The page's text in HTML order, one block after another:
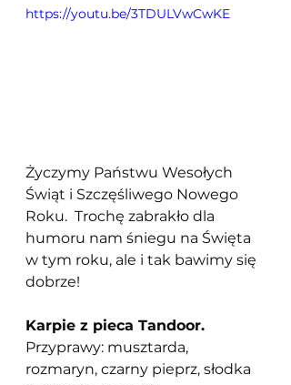
https://youtu.be/3TDULVwCwKE
Życzymy Państwu Wesołych
Świąt i Szczęśliwego Nowego
Roku.  Trochę zabrakło dla
humoru nam śniegu na Święta
w tym roku, ale i tak bawimy się
dobrze!
Karpie z pieca Tandoor.
Przyprawy: musztarda,
rozmaryn, czarny pieprz, słodka